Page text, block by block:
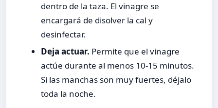
dentro de la taza. El vinagre se
encargará de disolver la cal y
desinfectar.
Deja actuar. Permite que el vinagre
actúe durante al menos 10-15 minutos.
Si las manchas son muy fuertes, déjalo
toda la noche.